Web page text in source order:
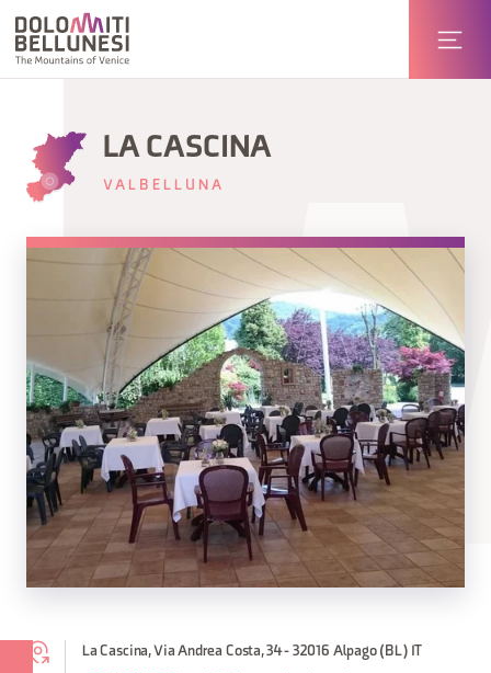
LA CASCINA
VALBELLUNA
La Cascina, Via Andrea Costa, 34 - 32016 Alpago (BL) IT